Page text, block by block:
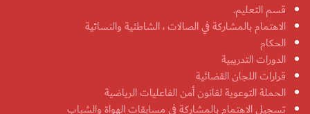
قسم التعليم.
الاهتمام بالمشاركة في الصالات ، الشاطئية والنسائية
الحكام
الدورات التدريبية
قرارات اللجان القضائية
الحملة التوعوية لقانون أمن الفاعليات الرياضية
تسجيل الاهتمام بالمشاركة في مسابقات الهواة والشباب